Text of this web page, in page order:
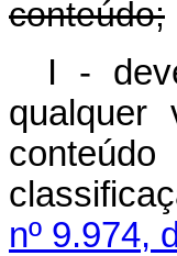
conteúdo;
I -
qualquer
nº 9.974,